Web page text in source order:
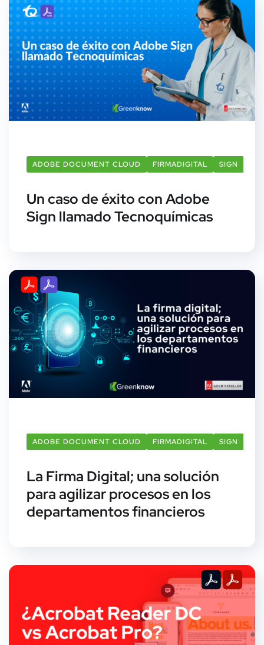
ADOBE DOCUMENT CLOUD FIRMADIGITAL SIGN
Un caso de éxito con Adobe
Sign llamado Tecnoquímicas
ADOBE DOCUMENT CLOUD FIRMADIGITAL SIGN
La Firma Digital; una solución
para agilizar procesos en los
departamentos financieros